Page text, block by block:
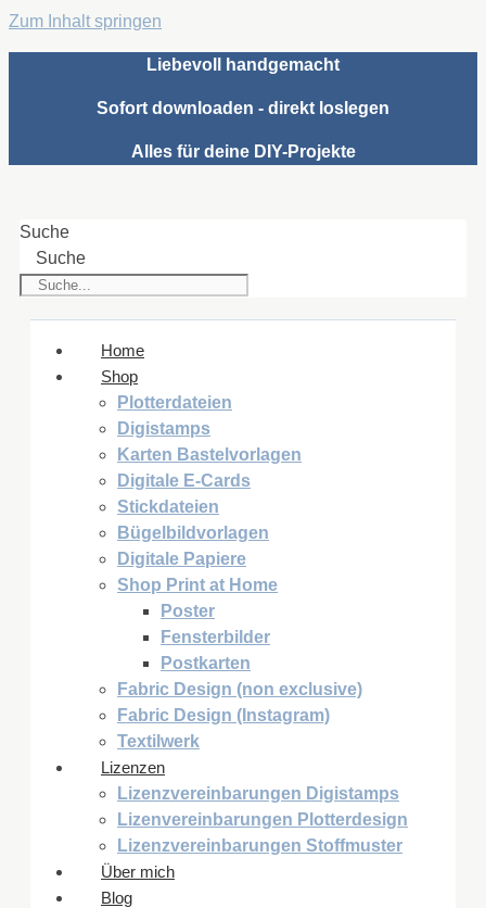
Zum Inhalt springen
Liebevoll handgemacht
Sofort downloaden - direkt loslegen
Alles für deine DIY-Projekte
Suche
Suche
Home
Shop
Plotterdateien
Digistamps
Karten Bastelvorlagen
Digitale E-Cards
Stickdateien
Bügelbildvorlagen
Digitale Papiere
Shop Print at Home
Poster
Fensterbilder
Postkarten
Fabric Design (non exclusive)
Fabric Design (Instagram)
Textilwerk
Lizenzen
Lizenzvereinbarungen Digistamps
Lizenvereinbarungen Plotterdesign
Lizenzvereinbarungen Stoffmuster
Über mich
Blog